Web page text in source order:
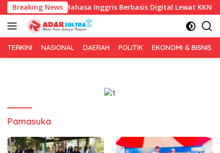
Langsung
ke
konten
Breaking NewsBahasa Inggris Berbasis Digital Lewat KKN Tematik
TERKINI NASIONAL DAERAH POLITIK EKONOMI & BISNIS
Pamasuka